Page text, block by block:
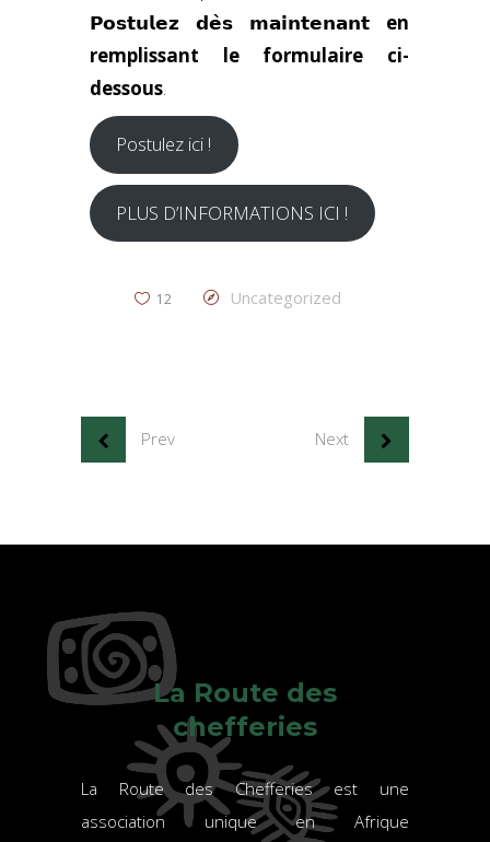
𝗣𝗼𝘀𝘁𝘂𝗹𝗲𝘇 𝗱𝗲̀𝘀 𝗺𝗮𝗶𝗻𝘁𝗲𝗻𝗮𝗻𝘁 en
remplissant le formulaire ci-
dessous.
Postulez ici !
PLUS D’INFORMATIONS ICI !
12 Uncategorized
Prev Next
La Route des
chefferies
La Route des Chefferies est une
association unique en Afrique